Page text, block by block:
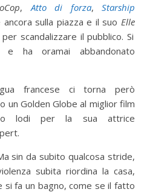
, Atto di forza, Starship
sulla piazza e il suo Elle
scandalizzare il pubblico. Si
e ha oramai abbandonato
francese ci torna però
un Golden Globe al miglior film
lodi per la sua attrice
sin da subito qualcosa stride,
subita riordina la casa,
si fa un bagno, come se il fatto